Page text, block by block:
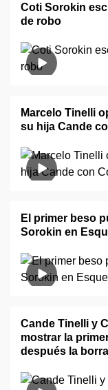
Coti Sorokin
de robo
Marcelo Tinelli
su hija Cande
El primer beso
Sorokin en
Cande Tinelli y
mostrar la
después la